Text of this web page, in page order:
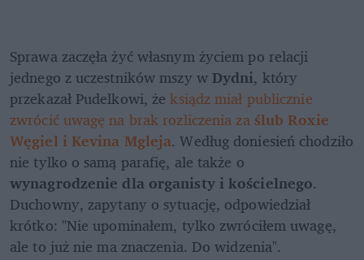
Sprawa zaczęła żyć własnym życiem po relacji
jednego z uczestników mszy w Dydni, który
przekazał Pudelkowi, że ksiądz miał publicznie
zwrócić uwagę na brak rozliczenia za ślub Roxie
Węgiel i Kevina Mgleja. Według doniesień chodziło
wynagrodzenie dla organisty i kościelnego.
Duchowny, zapytany o sytuację, odpowiedział
krótko: "Nie upominałem, tylko zwróciłem uwagę,
ale to już nie ma znaczenia. Do widzenia".